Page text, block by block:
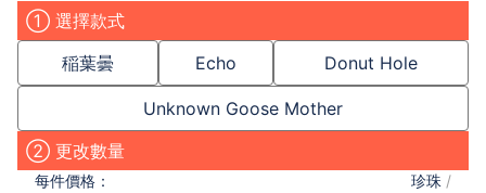
① 選擇款式
稲葉曇
Echo Donut Hole
Unknown Goose Mother
② 更改數量
每件價格： 珍珠 /